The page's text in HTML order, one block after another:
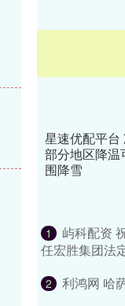
星速优配平台
部分地区降
围降雪
1
屿科配资
任宏胜集团法
2 利鸿网 哈